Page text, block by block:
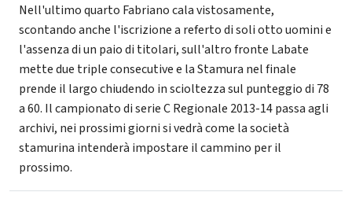
Nell'ultimo quarto Fabriano cala vistosamente,
scontando anche l'iscrizione a referto di soli otto uomini e
l'assenza di un paio di titolari, sull'altro fronte Labate
mette due triple consecutive e la Stamura nel finale
prende il largo chiudendo in scioltezza sul punteggio di 78
a 60. Il campionato di serie C Regionale 2013-14 passa agli
archivi, nei prossimi giorni si vedrà come la società
stamurina intenderà impostare il cammino per il
prossimo.